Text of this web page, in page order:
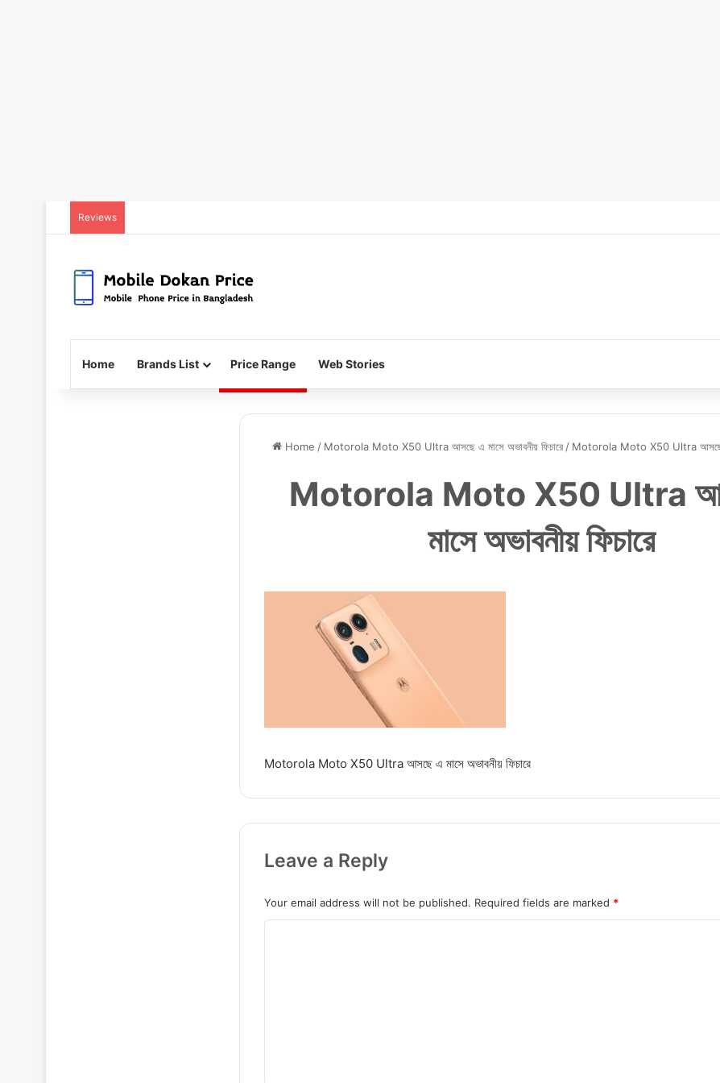
Reviews
Home Brands List Price Range Web Stories
Home / Motorola Moto X50 Ultra আসছে এ মাসে অভাবনীয় ফিচারে / Motorola Moto X50 Ultra আসছে এ
Motorola Moto X50 Ultra
মাসে অভাবনীয় ফিচারে
Motorola Moto X50 Ultra আসছে এ মাসে অভাবনীয় ফিচারে
Leave a Reply
Your email address will not be published. Required fields are marked *